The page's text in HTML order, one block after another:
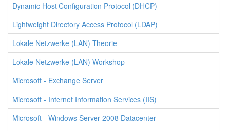
Dynamic Host Configuration Protocol (DHCP)
Lightweight Directory Access Protocol (LDAP)
Lokale Netzwerke (LAN) Theorie
Lokale Netzwerke (LAN) Workshop
Microsoft - Exchange Server
Microsoft - Internet Information Services (IIS)
Microsoft - Windows Server 2008 Datacenter